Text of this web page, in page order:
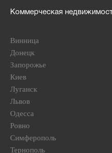
Коммерческая
Винница
Донецк
Запорожье
Киев
Луганск
Львов
Одесса
Ровно
Симферополь
Тернополь